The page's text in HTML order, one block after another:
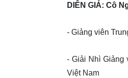
DIỄN GIẢ: Cô
- Giảng viên
- Giải Nhì Giảng
Việt Nam